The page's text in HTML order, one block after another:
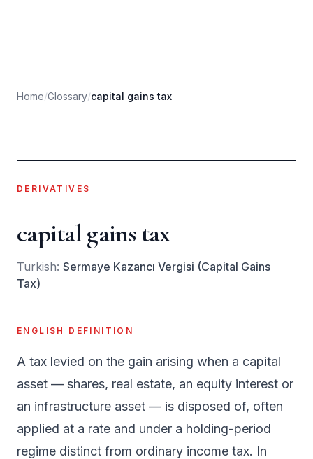
Home/Glossary/capital gains tax
DERIVATIVES
capital gains tax
Turkish: Sermaye Kazancı Vergisi (Capital Gains
Tax)
ENGLISH DEFINITION
A tax levied on the gain arising when a capital
asset — shares, real estate, an equity interest or
an infrastructure asset — is disposed of, often
applied at a rate and under a holding-period
regime distinct from ordinary income tax. In